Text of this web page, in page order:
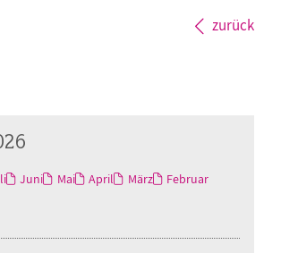
zurück
Juni Mai April März
Februar